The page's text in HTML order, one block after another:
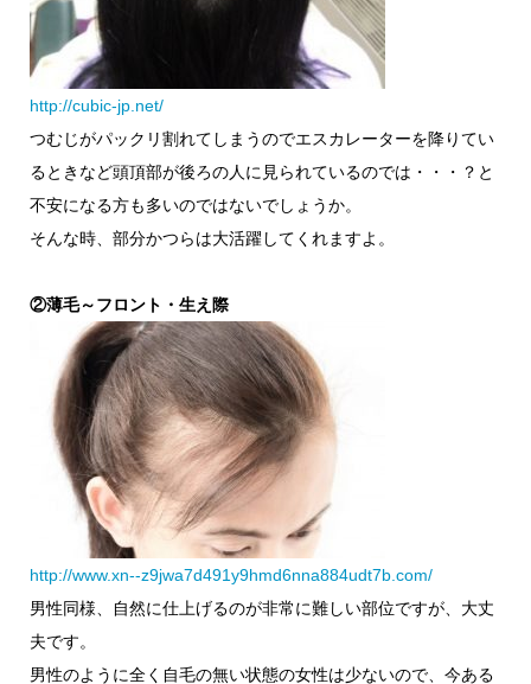
http://cubic-jp.net/
つむじがパックリ割れてしまうのでエスカレーターを降りてい
るときなど頭頂部が後ろの人に見られているのでは・・・？と
不安になる方も多いのではないでしょうか。
そんな時、部分かつらは大活躍してくれますよ。
②薄毛～フロント・生え際
http://www.xn--z9jwa7d491y9hmd6nna884udt7b.com/
男性同様、自然に仕上げるのが非常に難しい部位ですが、大丈
夫です。
男性のように全く自毛の無い状態の女性は少ないので、今ある